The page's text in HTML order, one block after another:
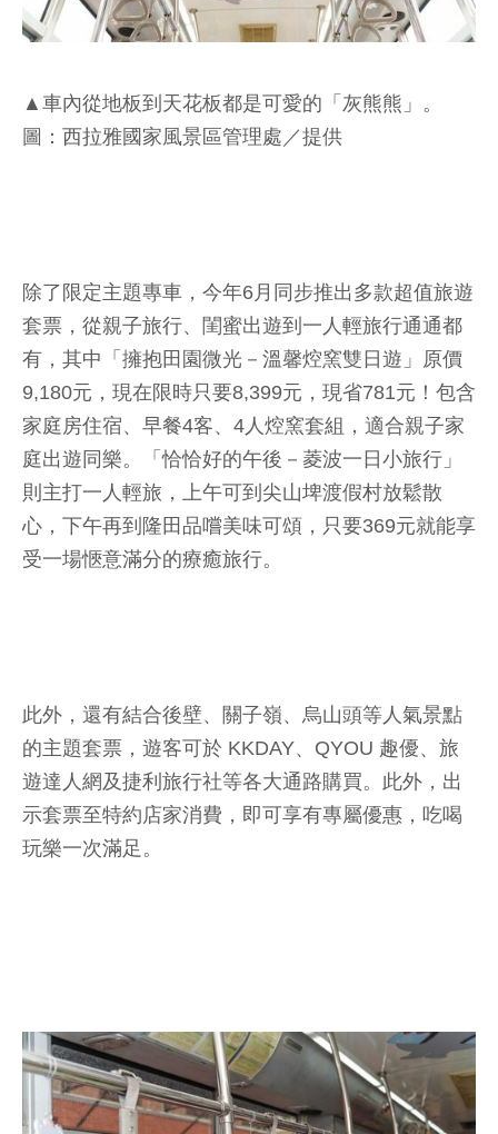
▲車內從地板到天花板都是可愛的「灰熊熊」。
圖：西拉雅國家風景區管理處／提供
除了限定主題專車，今年6月同步推出多款超值旅遊
套票，從親子旅行、閨蜜出遊到一人輕旅行通通都
有，其中「擁抱田園微光－溫馨焢窯雙日遊」原價
9,180元，現在限時只要8,399元，現省781元！包含
家庭房住宿、早餐4客、4人焢窯套組，適合親子家
庭出遊同樂。「恰恰好的午後－菱波一日小旅行」
則主打一人輕旅，上午可到尖山埤渡假村放鬆散
心，下午再到隆田品嚐美味可頌，只要369元就能享
受一場愜意滿分的療癒旅行。
此外，還有結合後壁、關子嶺、烏山頭等人氣景點
的主題套票，遊客可於 KKDAY、QYOU 趣優、旅
遊達人網及捷利旅行社等各大通路購買。此外，出
示套票至特約店家消費，即可享有專屬優惠，吃喝
玩樂一次滿足。